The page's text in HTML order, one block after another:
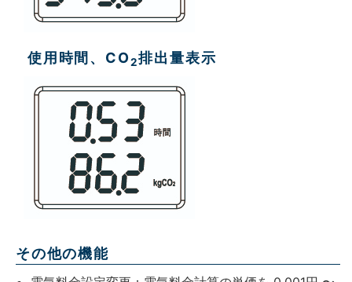
使用時間、CO2排出量表示
その他の機能